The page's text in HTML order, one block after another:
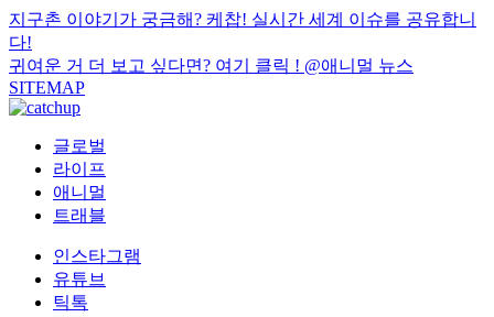
지구촌 이야기가 궁금해? 케찹! 실시간 세계 이슈를 공유합니
다!
귀여운 거 더 보고 싶다면? 여기 클릭 ! @애니멀 뉴스
SITEMAP
글로벌
라이프
애니멀
트래블
인스타그램
유튜브
틱톡